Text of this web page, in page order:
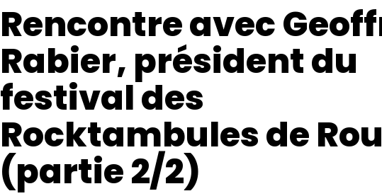
Rencontre avec
Rabier, président du
festival des
Rocktambules de
(partie 2/2)